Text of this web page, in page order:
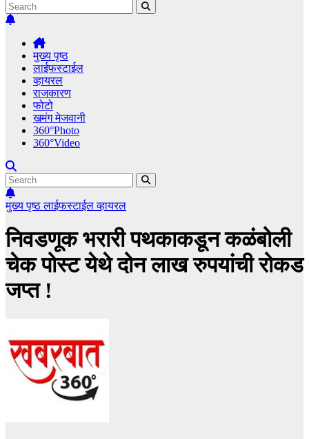
मुख्य पृष्ठ
लाईफस्टाईल
व्हायरल
राजकारण
फोटो
खमंग मेजवानी
360°Photo
360°Video
मुख्य पृष्ठलाईफस्टाईलव्हायरल
निवडणूक भरारी पथकाकडून कळंबोली
चेक पोस्ट येथे दोन लाख रुपयांची रोकड
जप्त !